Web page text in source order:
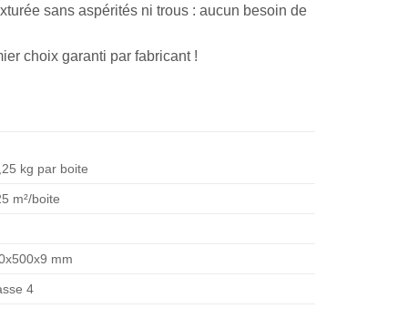
sans aspérités ni trous : aucun besoin de
choix garanti par fabricant !
kg par boite
m²/boite
mm
4